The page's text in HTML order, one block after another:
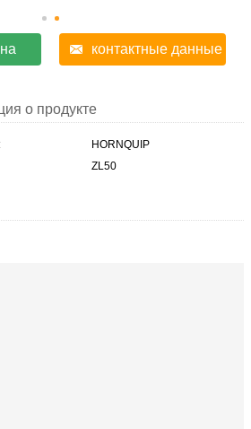
контактные данные
о продукте
HORNQUIP
ZL50